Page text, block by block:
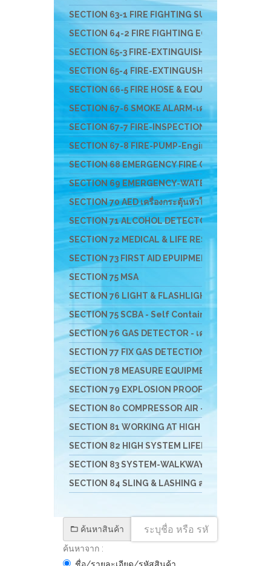
SECTION 63-1 FIRE FIGHTING SUIT ชุดผจญเพลิง
SECTION 64-2 FIRE FIGHTING EQUIPMENT อุป
SECTION 65-3 FIRE-EXTINGUISHER & FIRE
SECTION 65-4 FIRE-EXTINGUSHER-EV-แบตเตอรี่
SECTION 66-5 FIRE HOSE & EQUIPMENTS อุปก
SECTION 67-6 SMOKE ALARM-เครื่องจับควัน-ไฟ
SECTION 67-7 FIRE-INSPECTION-SERVICE-บริก
SECTION 67-8 FIRE-PUMP-Engine-ปั๊มหาบหาม-เ
SECTION 68 EMERGENCY FIRE CHEM
SECTION 69 EMERGENCY-WATER-RESCUS-อุป
SECTION 70 AED เครื่องกระตุ้นหัวใจ และอุปกรณ์สำ
SECTION 71 ALCOHOL DETECTOR อุปกรณ์ตรวจ
SECTION 72 MEDICAL & LIFE RESCUE DEVICE
SECTION 73 FIRST AID EPUIPMENT-อุปกรณ์ปฐมพ
SECTION 75 MSA
SECTION 76 LIGHT & FLASHLIGHT - ไฟฟ้า ไฟฉ
SECTION 75 SCBA - Self Contained Breathing
SECTION 76 GAS DETECTOR - เครื่องมือวัดแก๊ส
SECTION 77 FIX GAS DETECTION SYSTEM - เค
SECTION 78 MEASURE EQUIPMENTS เครื่องวัดสิ่
SECTION 79 EXPLOSION PROOF VENTULATE
SECTION 80 COMPRESSOR AIR - เครื่องอัดอากา
SECTION 81 WORKING AT HIGH อุปกรณ์งานที่สูง
SECTION 82 HIGH SYSTEM LIFELINE อุปกรณ์สำ
SECTION 83 SYSTEM-WALKWAY-GATE-STATION
SECTION 84 SLING & LASHING สลิง อุปกรณ์การยก
ค้นหาสินค้า
ค้นหาจาก :
ชื่อ/รายละเอียด/รหัสสินค้า